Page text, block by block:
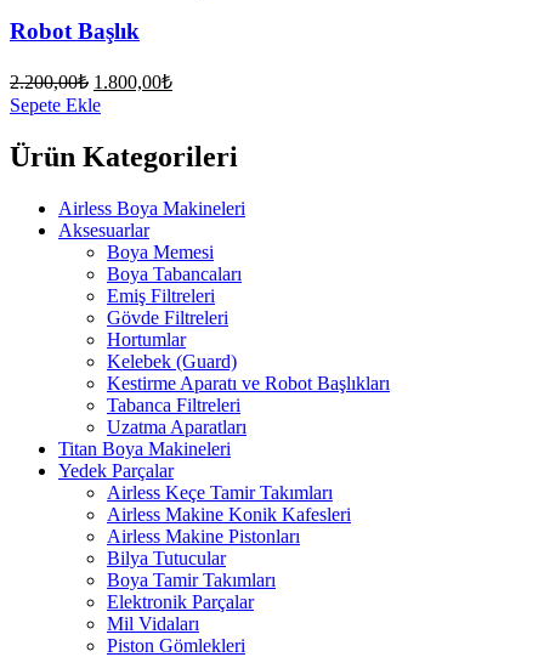
Robot Başlık
2.200,00₺ Orijinal
fiyat:
1.800,00₺Şu
1.800,00₺.
Sepete Ekle
Ürün Kategorileri
Airless Boya Makineleri
Aksesuarlar
Boya Memesi
Boya Tabancaları
Emiş Filtreleri
Gövde Filtreleri
Hortumlar
Kelebek (Guard)
Kestirme Aparatı ve Robot Başlıkları
Tabanca Filtreleri
Uzatma Aparatları
Titan Boya Makineleri
Yedek Parçalar
Airless Keçe Tamir Takımları
Airless Makine Konik Kafesleri
Airless Makine Pistonları
Bilya Tutucular
Boya Tamir Takımları
Elektronik Parçalar
Mil Vidaları
Piston Gömlekleri